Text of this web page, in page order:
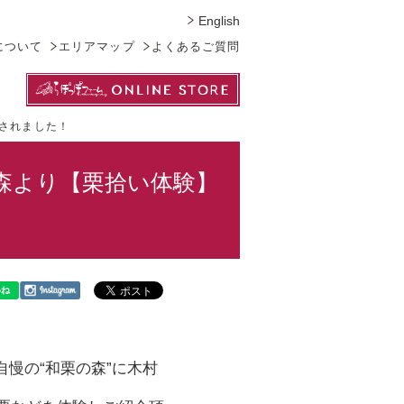
English
ついて エリアマップ よくあるご質問
れました！
り【栗拾い体験】
の“和栗の森”に木村